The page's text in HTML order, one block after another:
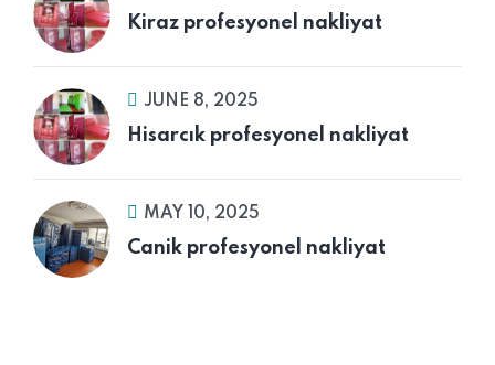
Kiraz profesyonel nakliyat
JUNE 8, 2025
Hisarcık profesyonel nakliyat
MAY 10, 2025
Canik profesyonel nakliyat